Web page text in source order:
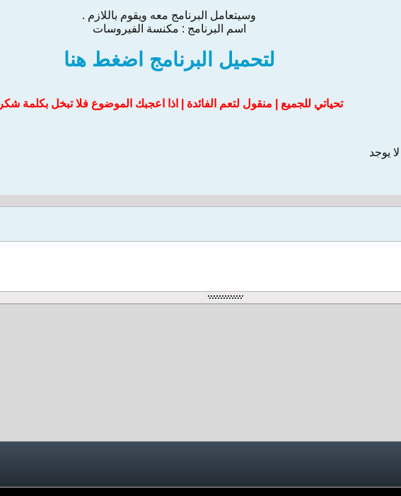
وسيتعامل البرنامج معه ويقوم باللازم .
اسم البرنامج : مكنسة الفيروسات
لتحميل البرنامج اضغط هنا
تحياتي للجميع | منقول لتعم الفائدة | اذا اعجبك الموضوع فلا تبخل بكلمة شكرا
لا يوجد